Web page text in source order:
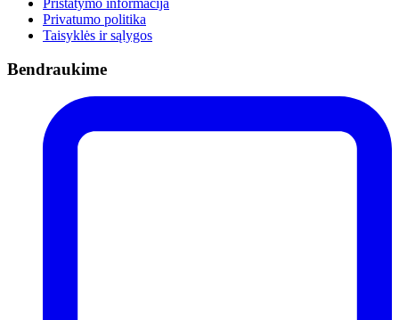
Privatumo politika
Taisyklės ir sąlygos
Bendraukime